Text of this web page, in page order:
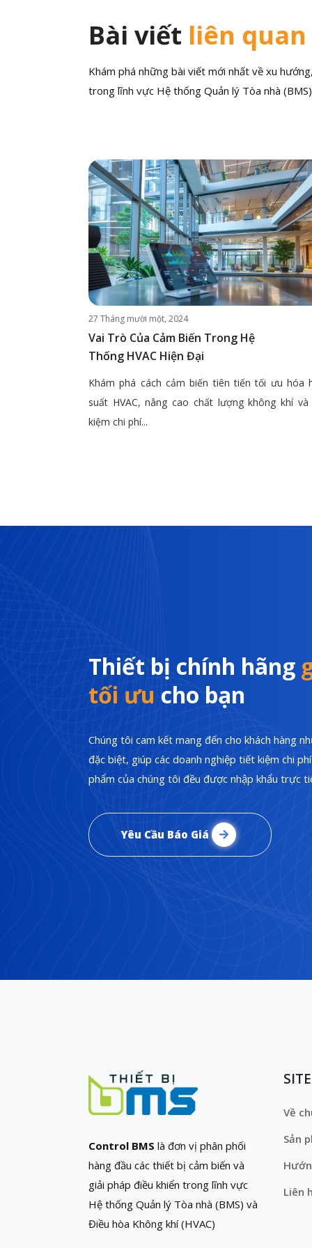
Bài viết liên quan
Khám phá những bài viết mới nhất về xu
trong lĩnh vực Hệ thống Quản lý Tòa nhà
27 Tháng mười một, 2024
Vai Trò Của Cảm Biến Trong Hệ
Thống HVAC Hiện Đại
Khám phá cách cảm biến tiên tiến tối ưu hóa
suất HVAC, nâng cao chất lượng không khí
kiệm chi phí...
Thiết bị chính hãng
tối ưu cho bạn
Chúng tôi cam kết mang đến cho khách hàng
đặc biệt, giúp các doanh nghiệp tiết kiệm chi
phẩm của chúng tôi đều được nhập khẩu trực
Yêu Cầu Báo Giá
Control BMS là đơn vị phân phối
hàng đầu các thiết bị cảm biến và
giải pháp điều khiển trong lĩnh vực
Hệ thống Quản lý Tòa nhà (BMS) và
Điều hòa Không khí (HVAC)
Về
Sản
Liên